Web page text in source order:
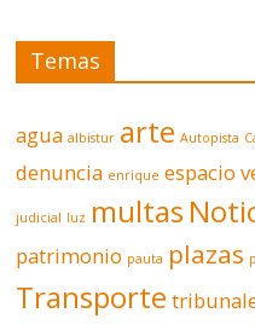
Temas
agua albistur arte Autopista
denuncia enrique espacio
judicial luz multas
patrimonio pauta plazas
Transporte